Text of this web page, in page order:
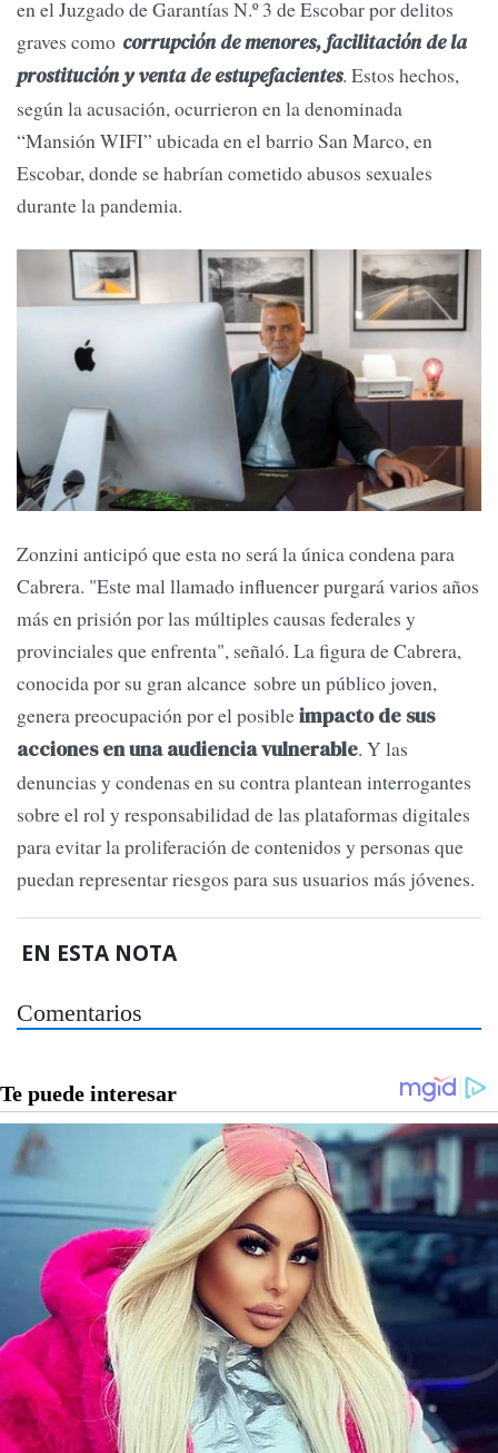
en el Juzgado de Garantías N.º 3 de Escobar por delitos
graves como corrupción de menores, facilitación de la
prostitución y venta de estupefacientes. Estos hechos,
según la acusación, ocurrieron en la denominada
“Mansión WIFI” ubicada en el barrio San Marco, en
Escobar, donde se habrían cometido abusos sexuales
durante la pandemia.
Zonzini anticipó que esta no será la única condena para
Cabrera. "Este mal llamado influencer purgará varios años
más en prisión por las múltiples causas federales y
provinciales que enfrenta", señaló. La figura de Cabrera,
conocida por su gran alcance sobre un público joven,
genera preocupación por el posibleimpacto de sus
acciones en una audiencia vulnerable. Y las
denuncias y condenas en su contra plantean interrogantes
sobre el rol y responsabilidad de las plataformas digitales
para evitar la proliferación de contenidos y personas que
puedan representar riesgos para sus usuarios más jóvenes.
EN ESTA NOTA
Comentarios